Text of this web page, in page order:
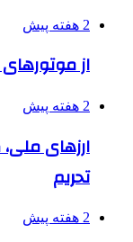
2 هفته پیش
از
2 هفته پیش
ارزهای
تحریم
2 هفته پیش